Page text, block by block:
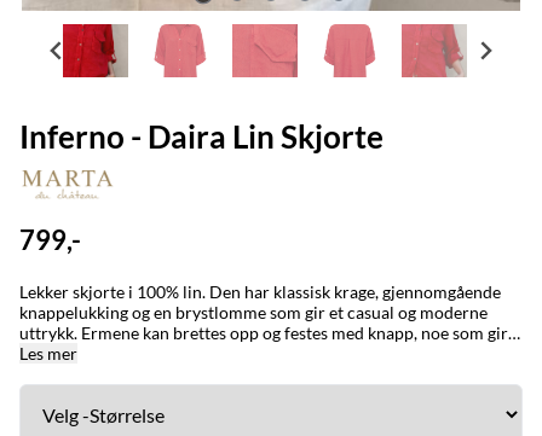
Inferno - Daira Lin Skjorte
799,-
Lekker skjorte i 100% lin. Den har klassisk krage, gjennomgående
knappelukking og en brystlomme som gir et casual og moderne
uttrykk. Ermene kan brettes opp og festes med knapp, noe som gir
et fleksibelt og avslappet look. Perfekt til både jeans, shorts eller
overgangsperioder. • Krage • Gjennomgående knappelukking •
Brystlomme • Korte ermer med oppbrett og knapp Mål i str. S/M:
Les mer